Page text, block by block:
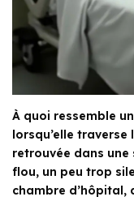
À quoi ressemble
lorsqu’elle
retrouvée dans
flou, un peu trop
chambre d’hôpital,